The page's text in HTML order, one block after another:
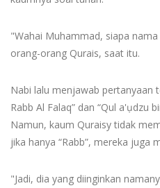
"Wahai Muhammad, siapa
orang-orang Qurais, saat itu.
Nabi lalu menjawab pertanyaan
Rabb Al Falaq” dan “Qul a'ụdzu
Namun, kaum Quraisy tidak
jika hanya “Rabb”, mereka juga
"Jadi, dia yang diinginkan